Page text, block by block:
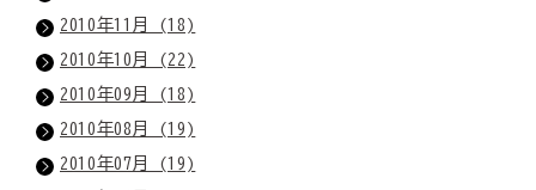
2010年11月 (18)
2010年10月 (22)
2010年09月 (18)
2010年08月 (19)
2010年07月 (19)